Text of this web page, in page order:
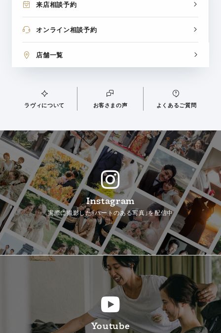
来店相談予約
オンライン相談予約
店舗一覧
ラヴィについて お客さまの声 よくあるご質問
Instagram
実際に撮影した「ハートのある写真」を配信中
Youtube